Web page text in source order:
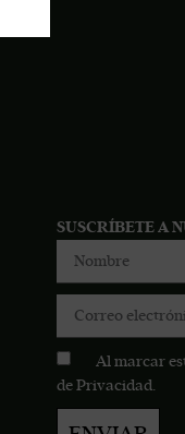
SUSCRÍBETE A
Al marcar
de Privacidad.